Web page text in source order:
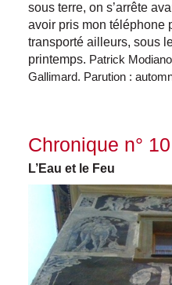
sous terre, on s’arrête
avoir pris mon téléphone
transporté ailleurs, sous
printemps. Patrick
Gallimard. Parution :
Chronique n°
L’Eau et le Feu